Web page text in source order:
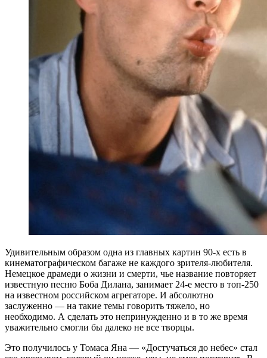
Удивительным образом одна из главных картин 90-х есть в
кинематографическом багаже не каждого зрителя-любителя.
Немецкое драмеди о жизни и смерти, чье название повторяет
известную песню Боба Дилана, занимает 24-е место в топ-250
на известном российском агрегаторе. И абсолютно
заслуженно — на такие темы говорить тяжело, но
необходимо. А сделать это непринужденно и в то же время
уважительно смогли бы далеко не все творцы.
Это получилось у Томаса Яна — «Достучаться до небес» стал